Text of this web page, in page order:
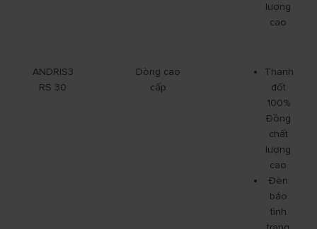
lượng
cao
ANDRIS3
RS 30
Dòng cao
cấp
Thanh
đốt
100%
Đồng
chất
lượng
cao
Đèn
báo
tình